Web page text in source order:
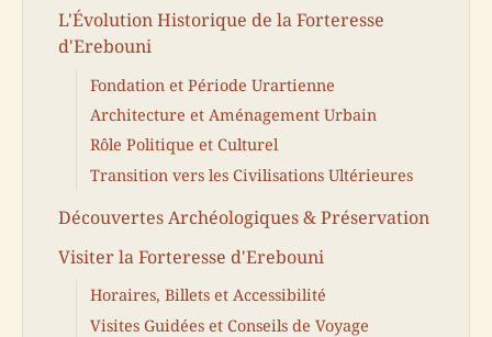
L'Évolution Historique de la Forteresse
d'Erebouni
Fondation et Période Urartienne
Architecture et Aménagement Urbain
Rôle Politique et Culturel
Transition vers les Civilisations Ultérieures
Découvertes Archéologiques & Préservation
Visiter la Forteresse d'Erebouni
Horaires, Billets et Accessibilité
Visites Guidées et Conseils de Voyage